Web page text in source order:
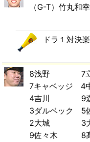
（G-T）竹丸和
ドラ１対決
8浅野 7立
7キャベッジ 4
4吉川 9
3ダルベック 5
2大城 3大
9佐々木 8